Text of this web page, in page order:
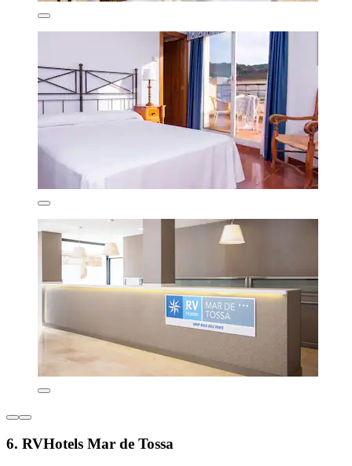
6. RVHotels Mar de Tossa